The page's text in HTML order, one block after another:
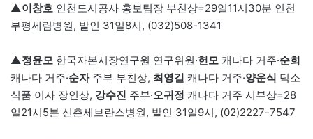
▲이창호 인천도시공사 홍보팀장 부친상=29일11시30분 인천
부평세림병원, 발인 31일8시, (032)508-1341
▲정윤모 한국자본시장연구원 연구위원·헌모 캐나다 거주·순희
캐나다 거주·순자주부 부친상, 최영길 캐나다 거주·양운식 덕소
식품 이사 장인상, 강수진 주부·오귀정 캐나다 거주 시부상=28
일21시5분 신촌세브란스병원, 발인 31일9시, (02)2227-7547